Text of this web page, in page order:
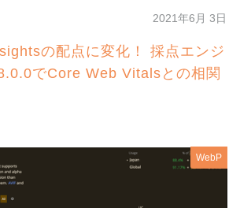
2021年6月 3日
の配点に変化！ 採点エンジ
でCore Web Vitalsとの相関
WebP